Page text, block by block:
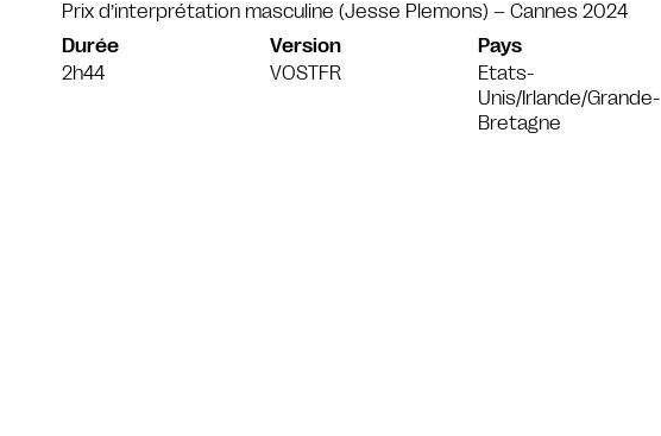
Prix d’interprétation masculine (Jesse Plemons) – Cannes 2024
Durée
2h44
Version
VOSTFR
Pays
Etats-
Unis/Irlande/Grande-
Bretagne